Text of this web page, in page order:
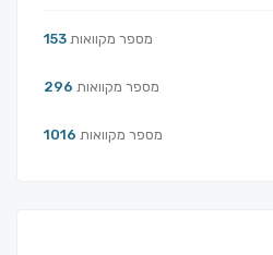
153 מספר מקוואות
296 מספר מקוואות
1016 מספר מקוואות